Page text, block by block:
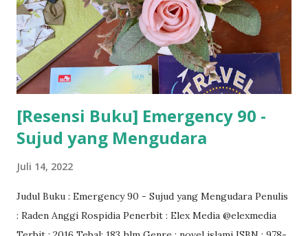
[Resensi Buku] Emergency 90 -
Sujud yang Mengudara
Juli 14, 2022
Judul Buku : Emergency 90 - Sujud yang Mengudara Penulis
: Raden Anggi Rospidia Penerbit : Elex Media @elexmedia